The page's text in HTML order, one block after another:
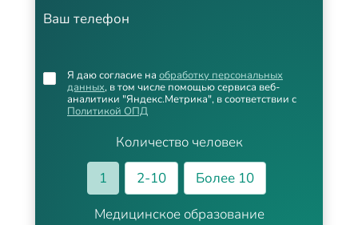
Ваш телефон
Количество человек
1
2-10
Более 10
Медицинское образование
Я даю согласие на обработку персональных
данных, в том числе помощью сервиса веб-
аналитики "Яндекс.Метрика", в соответствии с
Политикой ОПД